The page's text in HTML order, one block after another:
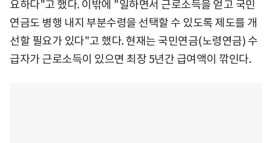
요하다"고 했다. 이밖에 "일하면서 근로소득을 얻고 국민
연금도 병행 내지 부분수령을 선택할 수 있도록 제도를 개
선할 필요가 있다"고 했다. 현재는 국민연금(노령연금) 수
급자가 근로소득이 있으면 최장 5년간 급여액이 깎인다.